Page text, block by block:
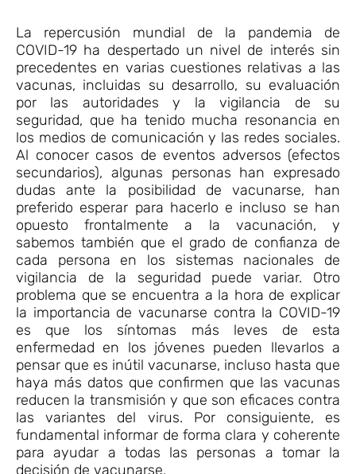
La repercusión mundial de la pandemia de
COVID-19 ha despertado un nivel de interés sin
precedentes en varias cuestiones relativas a las
vacunas, incluidas su desarrollo, su evaluación
por las autoridades y la vigilancia de su
seguridad, que ha tenido mucha resonancia en
los medios de comunicación y las redes sociales.
Al conocer casos de eventos adversos (efectos
secundarios), algunas personas han expresado
dudas ante la posibilidad de vacunarse, han
preferido esperar para hacerlo e incluso se han
opuesto frontalmente a la vacunación, y
sabemos también que el grado de confianza de
cada persona en los sistemas nacionales de
vigilancia de la seguridad puede variar. Otro
problema que se encuentra a la hora de explicar
la importancia de vacunarse contra la COVID-19
es que los síntomas más leves de esta
enfermedad en los jóvenes pueden llevarlos a
pensar que es inútil vacunarse, incluso hasta que
haya más datos que confirmen que las vacunas
reducen la transmisión y que son eficaces contra
las variantes del virus. Por consiguiente, es
fundamental informar de forma clara y coherente
para ayudar a todas las personas a tomar la
decisión de vacunarse.